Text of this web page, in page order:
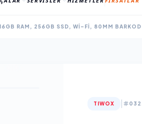
RAM, 256GB SSD, WI-FI, 80MM
TIWOX